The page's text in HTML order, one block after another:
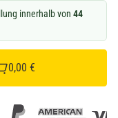
innerhalb von 44
0,00 €